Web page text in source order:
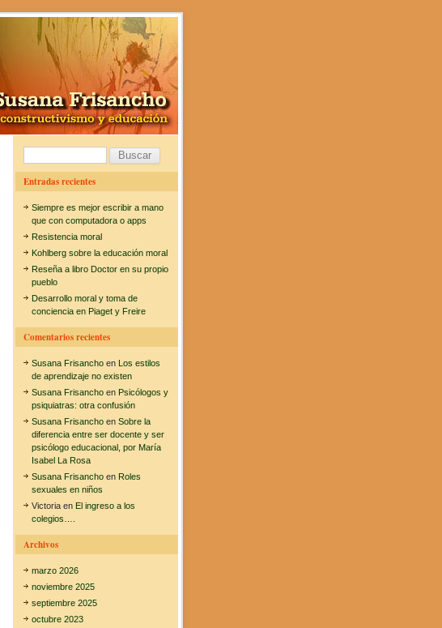
u
a
Entradas recientes
Siempre es mejor escribir a mano
que con computadora o apps
Resistencia moral
Kohlberg sobre la educación moral
Reseña a libro Doctor en su propio
pueblo
Desarrollo moral y toma de
conciencia en Piaget y Freire
Comentarios recientes
Susana Frisanchoen Los estilos
de aprendizaje no existen
Susana Frisanchoen Psicólogos y
psiquiatras: otra confusión
Susana Frisanchoen Sobre la
diferencia entre ser docente y ser
psicólogo educacional, por María
Isabel La Rosa
Susana Frisanchoen Roles
sexuales en niños
Victoriaen El ingreso a los
colegios….
Archivos
marzo 2026
noviembre 2025
septiembre 2025
octubre 2023